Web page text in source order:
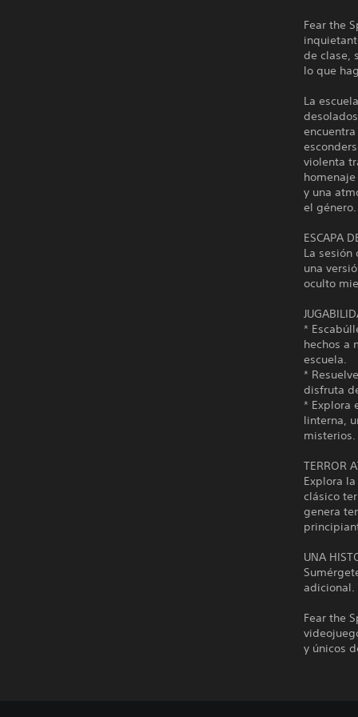
Fear the
de clase,
lo que
La
violenta
y una
el género.
ESCAPA
La
una
oculto
*
hechos a
escuela.
*
disfruta
* Explora
linterna,
misterios.
TERROR
Explora
clásico
genera
UNA
adicional.
Fear the
y únicos